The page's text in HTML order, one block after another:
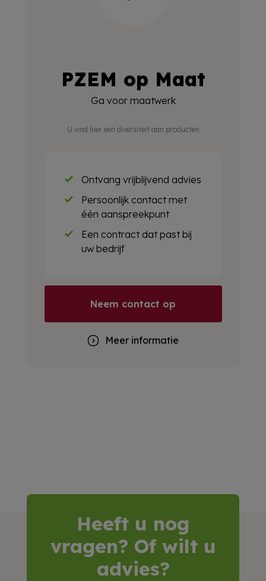
PZEM op Maat
Ga voor maatwerk
U vind hier een diversiteit aan producten
Ontvang vrijblijvend advies
Persoonlijk contact met
één aanspreekpunt
Een contract dat past bij
uw bedrijf
Neem contact op
Meer informatie
Heeft u nog
vragen? Of wilt u
advies?